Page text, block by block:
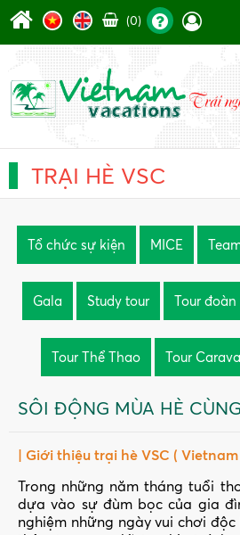
(0)
TRẠI HÈ VSC
Tổ chức sự kiện MICE
Gala Study tour Tour đoàn
Tour Thể Thao Tour
SÔI ĐỘNG MÙA HÈ
| Giới thiệu trại hè VSC (
Trong những năm tháng tuổi
dựa vào sự đùm bọc của gia
nghiệm những ngày vui chơi